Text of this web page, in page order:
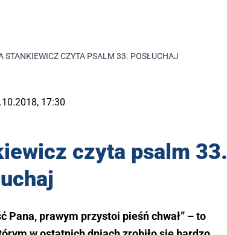
STANKIEWICZ CZYTA PSALM 33. POSŁUCHAJ
17:30
czyta psalm 33.
Pana, prawym przystoi pieśń chwał” – to